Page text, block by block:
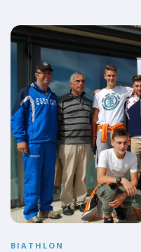
BIATHLON